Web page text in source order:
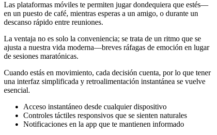
Las plataformas móviles te permiten jugar dondequiera que estés—
en un puesto de café, mientras esperas a un amigo, o durante un
descanso rápido entre reuniones.
La ventaja no es solo la conveniencia; se trata de un ritmo que se
ajusta a nuestra vida moderna—breves ráfagas de emoción en lugar
de sesiones maratónicas.
Cuando estás en movimiento, cada decisión cuenta, por lo que tener
una interfaz simplificada y retroalimentación instantánea se vuelve
esencial.
Acceso instantáneo desde cualquier dispositivo
Controles táctiles responsivos que se sienten naturales
Notificaciones en la app que te mantienen informado